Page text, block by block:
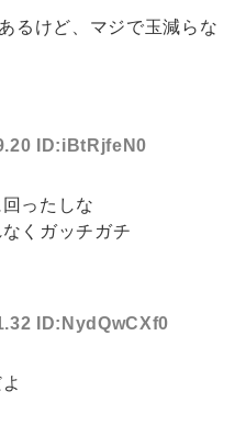
るけど、マジで玉減らな
ID:iBtRjfeN0
ったしな
くガッチガチ
ID:NydQwCXf0